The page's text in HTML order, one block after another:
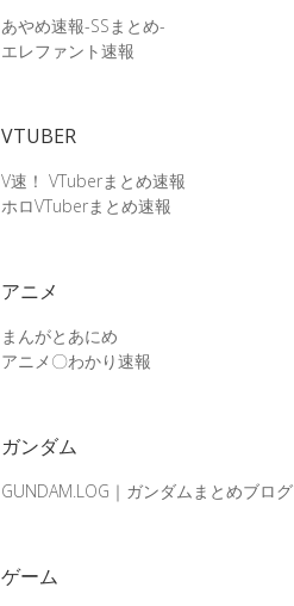
あやめ速報-SSまとめ-
エレファント速報
VTUBER
V速！ VTuberまとめ速報
ホロVTuberまとめ速報
アニメ
まんがとあにめ
アニメ〇わかり速報
ガンダム
GUNDAM.LOG｜ガンダムまとめブログ
ゲーム